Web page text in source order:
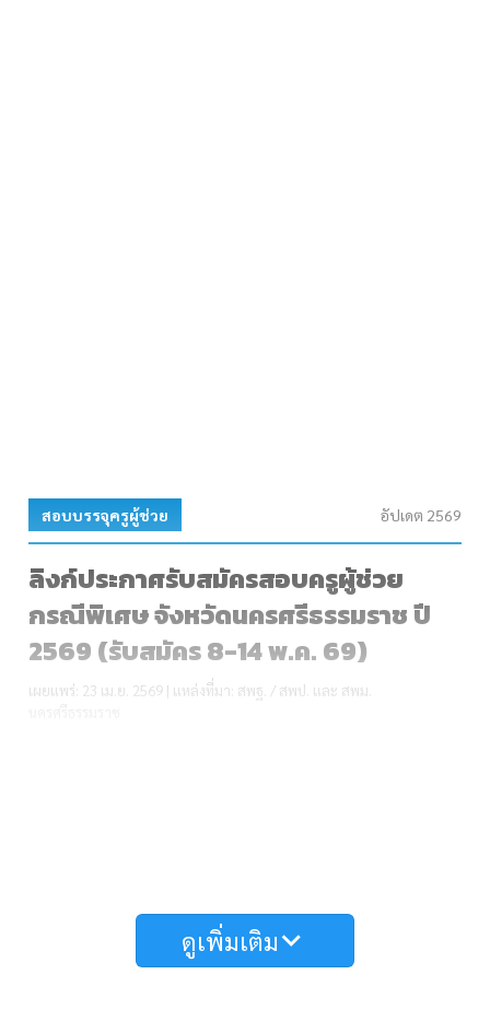
สอบบรรจุครูผู้ช่วย อัปเดต 2569
ลิงก์ประกาศรับสมัครสอบครูผู้ช่วย
กรณีพิเศษ จังหวัดนครศรีธรรมราช ปี
2569 (รับสมัคร 8-14 พ.ค. 69)
เผยแพร่: 23 เม.ย. 2569 | แหล่งที่มา: สพฐ. / สพป. และ สพม.
ดูเพิ่มเติม